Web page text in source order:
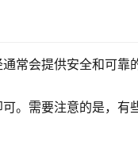
常会提供安全和可靠
。需要注意的是，有